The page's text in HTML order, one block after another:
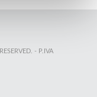
- P.IVA